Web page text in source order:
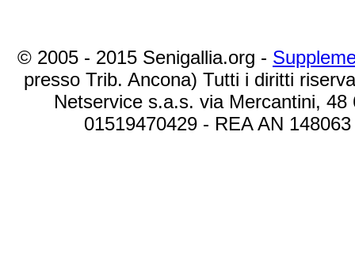
© 2005 - 2015 Senigallia.org -
presso Trib. Ancona) Tutti i diritti
Netservice s.a.s. via Mercantini,
01519470429 - REA AN